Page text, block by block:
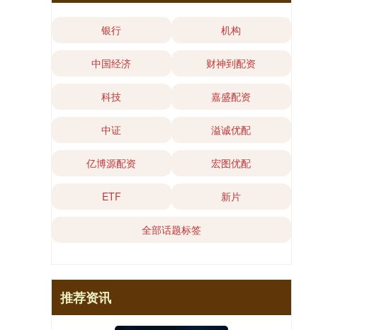
银行 机构
中国经济 财神到配资
科技 嘉盛配资
中证 溢诚优配
亿博源配资 宏图优配
ETF 新片
全部话题标签
推荐资讯